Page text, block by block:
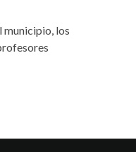
municipio, los